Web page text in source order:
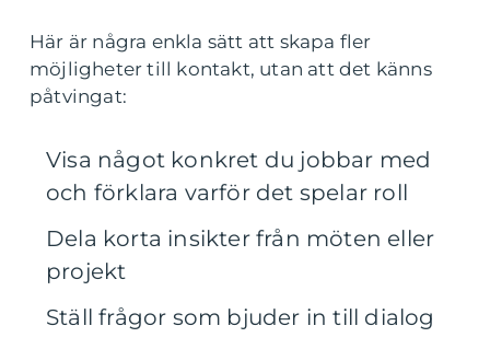
Här är några enkla sätt att skapa fler
möjligheter till kontakt, utan att det känns
påtvingat:
Visa något konkret du jobbar med
och förklara varför det spelar roll
Dela korta insikter från möten eller
projekt
Ställ frågor som bjuder in till dialog